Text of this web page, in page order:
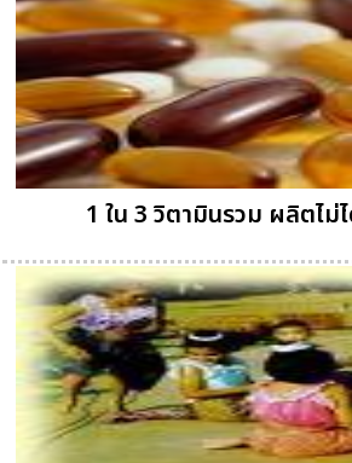
1 ใน 3 วิตามินรวม ผลิตไม่